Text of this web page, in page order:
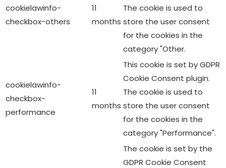
cookielawinfo-
checkbox-others
11
months
The cookie is used to
store the user consent
for the cookies in the
category "Other.
cookielawinfo-
checkbox-
performance
11
months
This cookie is set by GDPR
Cookie Consent plugin.
The cookie is used to
store the user consent
for the cookies in the
category "Performance".
The cookie is set by the
GDPR Cookie Consent